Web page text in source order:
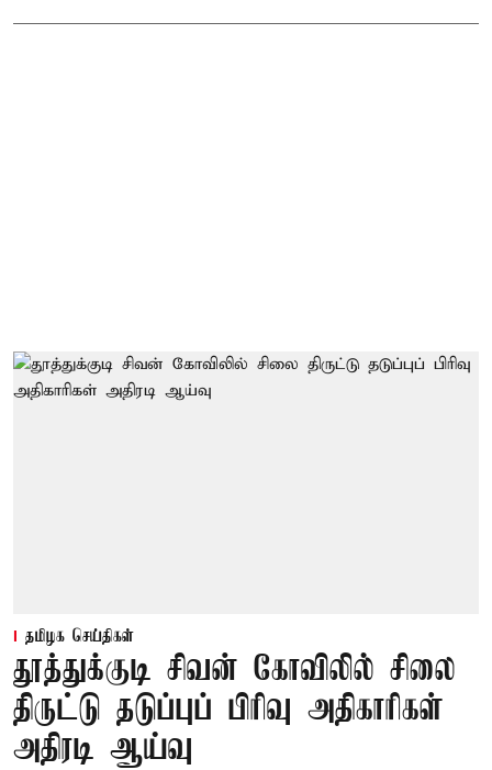
தமிழக செய்திகள்
தூத்துக்குடி சிவன் கோவிலில் சிலை
திருட்டு தடுப்புப் பிரிவு அதிகாரிகள்
அதிரடி ஆய்வு